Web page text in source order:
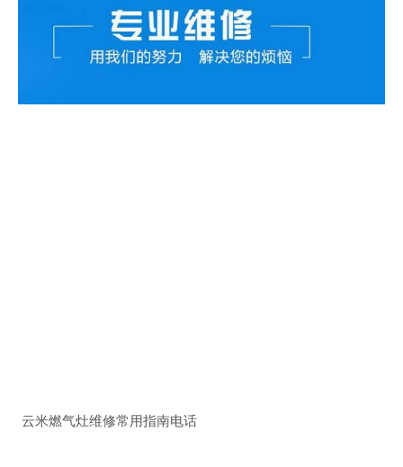
云米燃气灶维修常用指南电话